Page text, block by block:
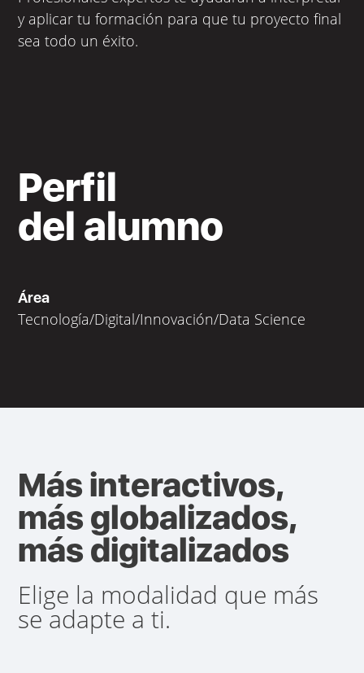
y aplicar tu formación para que tu proyecto final
sea todo un éxito.
Perfil
del alumno
Área
Tecnología/Digital/Innovación/Data Science
Más interactivos,
más globalizados,
más digitalizados
Elige la modalidad que más
se adapte a ti.